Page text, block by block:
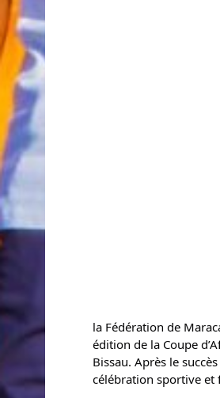
la Fédération de
édition de la Coupe
Bissau. Après le
célébration sportive et